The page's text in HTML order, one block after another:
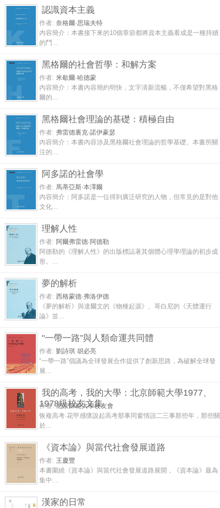
認識資本主義
作者: 奈格爾·思瑞夫特
內容簡介：本書接下來的10個章節都將資本主義看成是一種持續
的鬥...
黑格爾的社會哲學：和解方案
作者: 米歇爾·哈德蒙
內容簡介：本書內容簡約明快，文字清新流暢，不僅希望對黑格
爾的...
黑格爾社會理論的基礎：積極自由
作者: 弗雷德裏克·諾伊豪瑟
內容簡介：本書內容涉及黑格爾社會理論的哲學基礎。本書所關
注的...
阿多諾的社會學
作者: 馬蒂亞斯·本澤爾
內容簡介：阿多諾是一位得到廣泛研究的人物，但常見的是對他
文化...
理解人性
作者: 阿爾弗雷德·阿德勒
阿德勒的《理解人性》的出版標誌著其個體心理學理論的初步成
形。...
夢的解析
作者: 西格蒙德·弗洛伊德
《夢的解析》與達爾文的《物種起源》、哥白尼的《天體運行
論》並...
"一帶一路”與人類命運共同體
作者: 劉詩琪 胡必亮
“一帶一路”倡議為全球發展合作提供了創新思路，為破解全球發
展...
我的高考，我的大學：北京師範大學1977、
1978級校友文集
作者:北京師範大學校友會
恢複高考·花甲感懷說起高考那事同窗情誼二三事那些年，那些關
於...
《資本論》與當代社會發展道路
作者: 王慶豐
本書圍繞《資本論》與當代社會發展道路展開，《資本論》最為
集中...
漢家的日常